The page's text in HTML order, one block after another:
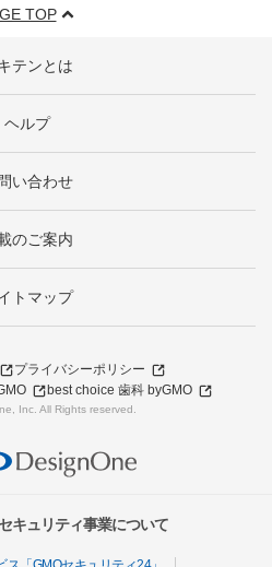
TOP
テンとは
ヘルプ
い合わせ
のご案内
トマップ
プライバシーポリシー
best choice 歯科 byGMO
Inc. All Rights reserved.
キュリティ事業について